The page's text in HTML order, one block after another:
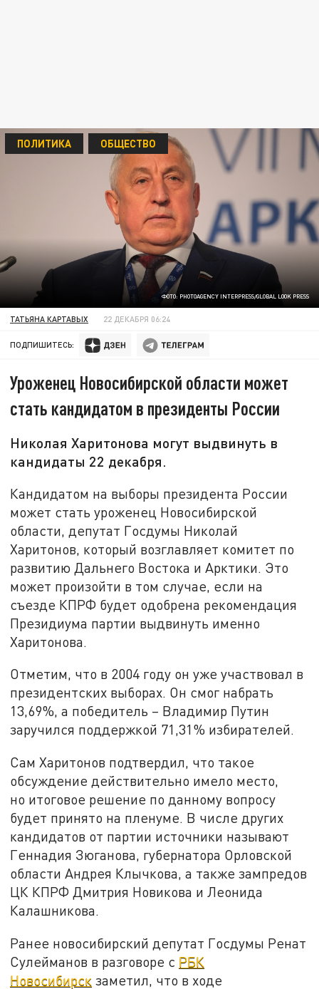
ФОТО: PHOTOAGENCY INTERPRESS/GLOBAL LOOK PRESS
ПОЛИТИКА ОБЩЕСТВО
ТАТЬЯНА КАРТАВЫХ 22 ДЕКАБРЯ 06:24
ПОДПИШИТЕСЬ:
Уроженец Новосибирской области может
стать кандидатом в президенты России
Николая Харитонова могут выдвинуть в
кандидаты 22 декабря.
Кандидатом на выборы президента России
может стать уроженец Новосибирской
области, депутат Госдумы Николай
Харитонов, который возглавляет комитет по
развитию Дальнего Востока и Арктики. Это
может произойти в том случае, если на
съезде КПРФ будет одобрена рекомендация
Президиума партии выдвинуть именно
Харитонова.
Отметим, что в 2004 году он уже участвовал в
президентских выборах. Он смог набрать
13,69%, а победитель – Владимир Путин
заручился поддержкой 71,31% избирателей.
Сам Харитонов подтвердил, что такое
обсуждение действительно имело место,
но итоговое решение по данному вопросу
будет принято на пленуме. В числе других
кандидатов от партии источники называют
Геннадия Зюганова, губернатора Орловской
области Андрея Клычкова, а также зампредов
ЦК КПРФ Дмитрия Новикова и Леонида
Калашникова.
Ранее новосибирский депутат Госдумы Ренат
Сулейманов в разговоре с РБК
Новосибирск заметил, что в ходе